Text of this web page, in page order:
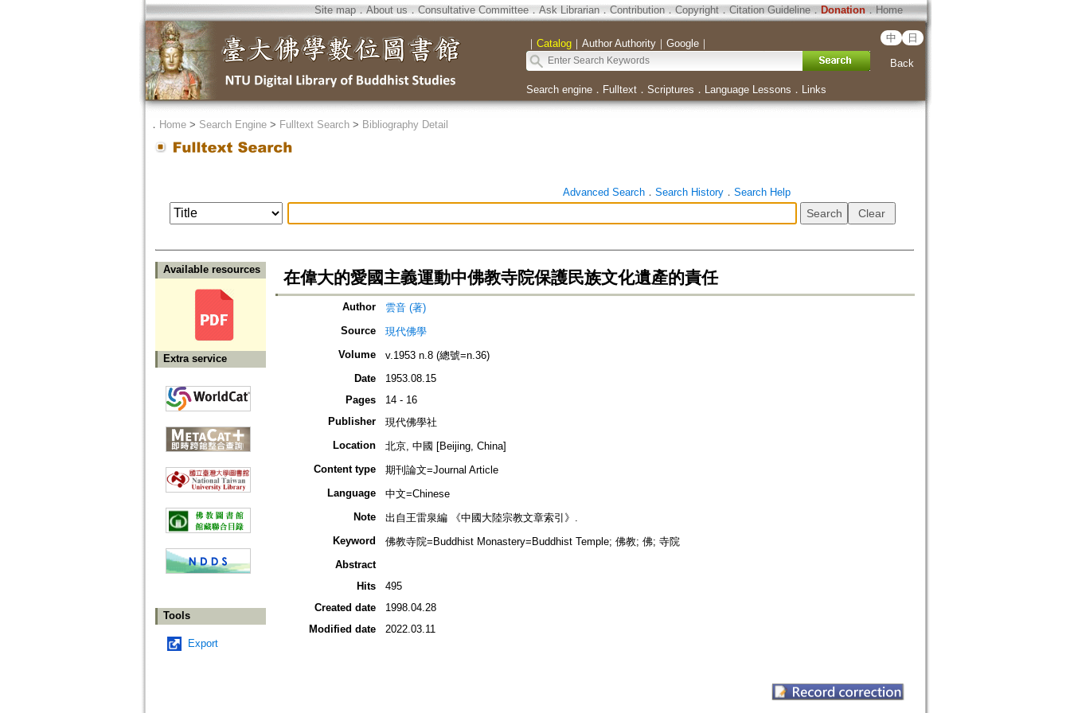
Site map．About us ． Consultative Committee． Ask Librarian． Contribution．Copyright．Citation Guideline． Donation．Home
｜ Catalog｜ Author Authority｜ Google｜ 中 日
Back
Search engine． Fulltext． Scriptures ． Language Lessons ． Links
． Home> Search Engine> Fulltext Search> Bibliography Detail
Advanced Search． Search History． Search Help
Available resources
Extra service
Tools
Export
在偉大的愛國主義運動中佛教寺院保護民族文化遺產的責任
Author
雲音 (著)
Source
現代佛學
Volume
v.1953 n.8 (總號=n.36)
Date
1953.08.15
Pages
14 - 16
Publisher
現代佛學社
Location
北京, 中國 [Beijing, China]
Content type
期刊論文=Journal Article
Language
中文=Chinese
Note
出自王雷泉編 《中國大陸宗教文章索引》.
Keyword
佛教寺院=Buddhist Monastery=Buddhist Temple; 佛教; 佛; 寺院
Abstract
Hits
495
Created date
1998.04.28
Modified date
2022.03.11